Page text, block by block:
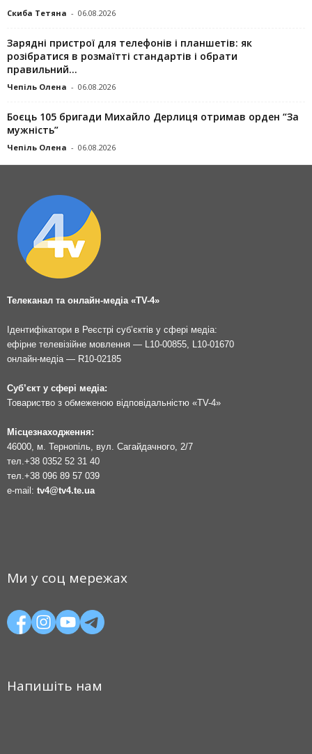
Скиба Тетяна - 06.08.2026
Зарядні пристрої для телефонів і планшетів: як
розібратися в розмаїтті стандартів і обрати
правильний...
Чепіль Олена - 06.08.2026
Боєць 105 бригади Михайло Дерлиця отримав орден “За
мужність”
Чепіль Олена - 06.08.2026
Телеканал та онлайн-медіа «TV-4»
Ідентифікатори в Реєстрі суб’єктів у сфері медіа:
ефірне телевізійне мовлення — L10-00855, L10-01670
онлайн-медіа — R10-02185
Суб’єкт у сфері медіа:
Товариство з обмеженою відповідальністю «TV-4»
Місцезнаходження:
46000, м. Тернопіль, вул. Сагайдачного, 2/7
тел. +38 0352 52 31 40
тел. +38 096 89 57 039
e-mail: tv4@tv4.te.ua
Ми у соц мережах
Напишіть нам